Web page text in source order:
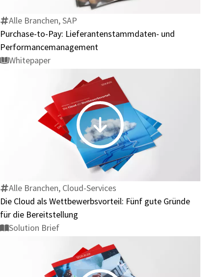
Lieferantenstammdaten-
Performancemanagement
Alle Branchen, SAP
Purchase-to-Pay: Lieferantenstammdaten- und
Performancemanagement
Whitepaper
Die
Cloud
als
Wettbewerbsvorteil:
Fünf
gute
Bereitstellung
Alle Branchen, Cloud-Services
Die Cloud als Wettbewerbsvorteil: Fünf gute Gründe
für die Bereitstellung
Solution Brief